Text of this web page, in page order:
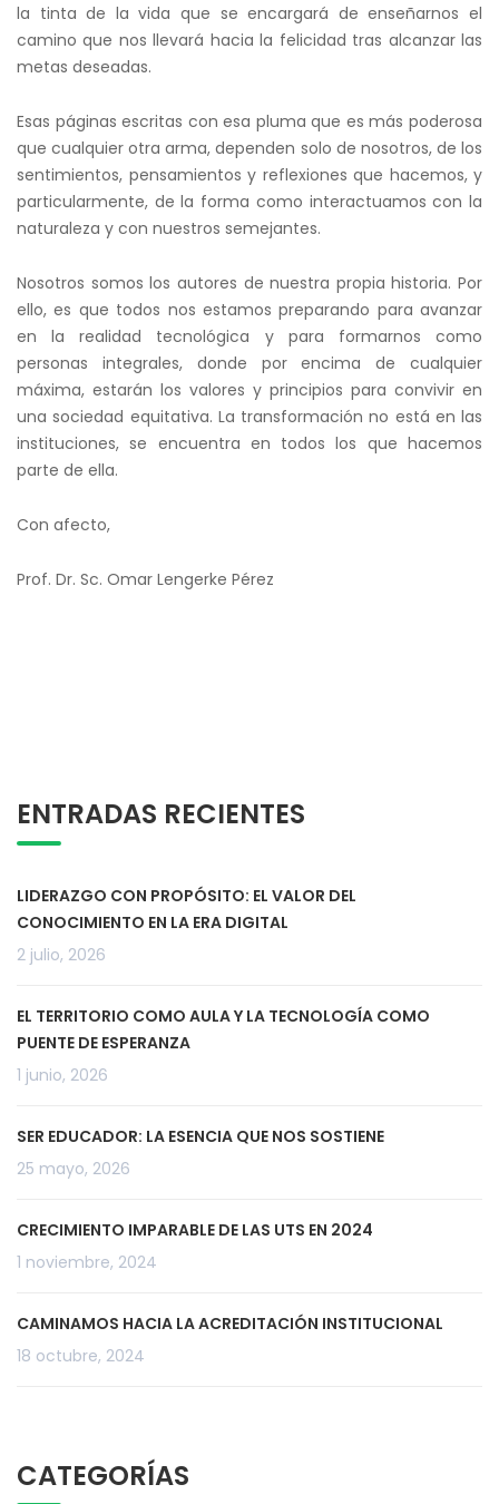
la tinta de la vida que se encargará de enseñarnos el
camino que nos llevará hacia la felicidad tras alcanzar las
metas deseadas.
Esas páginas escritas con esa pluma que es más poderosa
que cualquier otra arma, dependen solo de nosotros, de los
sentimientos, pensamientos y reflexiones que hacemos, y
particularmente, de la forma como interactuamos con la
naturaleza y con nuestros semejantes.
Nosotros somos los autores de nuestra propia historia. Por
ello, es que todos nos estamos preparando para avanzar
en la realidad tecnológica y para formarnos como
personas integrales, donde por encima de cualquier
máxima, estarán los valores y principios para convivir en
una sociedad equitativa. La transformación no está en las
instituciones, se encuentra en todos los que hacemos
parte de ella.
Con afecto,
Prof. Dr. Sc. Omar Lengerke Pérez
ENTRADAS RECIENTES
LIDERAZGO CON PROPÓSITO: EL VALOR DEL
CONOCIMIENTO EN LA ERA DIGITAL
2 julio, 2026
EL TERRITORIO COMO AULA Y LA TECNOLOGÍA COMO
PUENTE DE ESPERANZA
1 junio, 2026
SER EDUCADOR: LA ESENCIA QUE NOS SOSTIENE
25 mayo, 2026
CRECIMIENTO IMPARABLE DE LAS UTS EN 2024
1 noviembre, 2024
CAMINAMOS HACIA LA ACREDITACIÓN INSTITUCIONAL
18 octubre, 2024
CATEGORÍAS